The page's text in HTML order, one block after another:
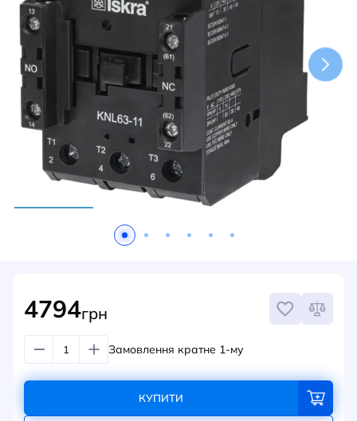
НОВИНИ
КОНТАКТИ
СИСТЕМИ ШИНОПРОВОДІВ ТА СТРУМОПРОВОДІВ
4794грн
Замовлення кратне 1-му
КУПИТИ